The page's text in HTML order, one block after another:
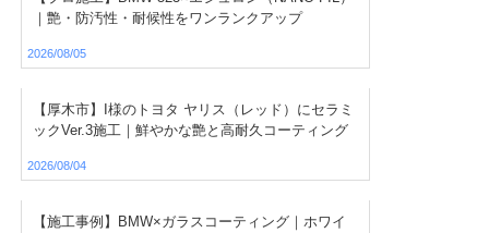
｜艶・防汚性・耐候性をワンランクアップ
2026/08/05
【厚木市】I様のトヨタ ヤリス（レッド）にセラミ
ックVer.3施工｜鮮やかな艶と高耐久コーティング
2026/08/04
【施工事例】BMW×ガラスコーティング｜ホワイ